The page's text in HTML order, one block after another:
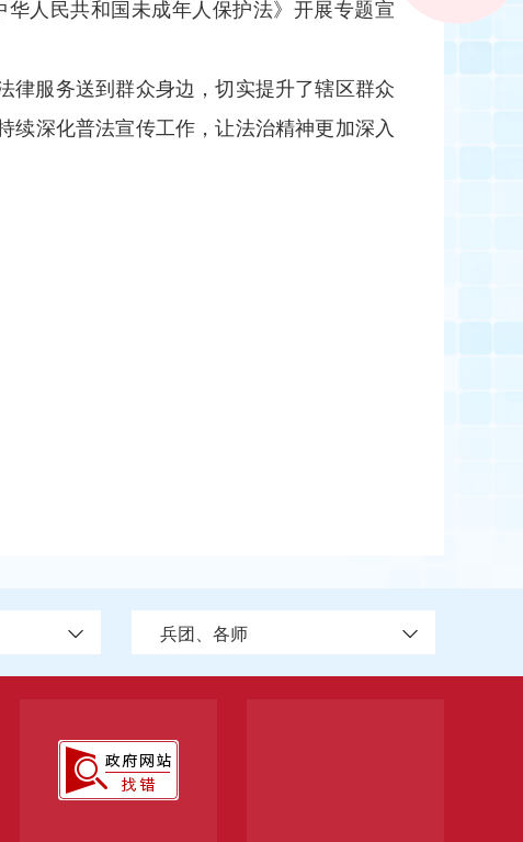
人民共和国未成年人保护法》开展专题宣
律服务送到群众身边，切实提升了辖区群众
续深化普法宣传工作，让法治精神更加深入
兵团、各师